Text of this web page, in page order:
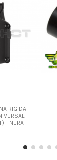
RIGIDA
- NERA